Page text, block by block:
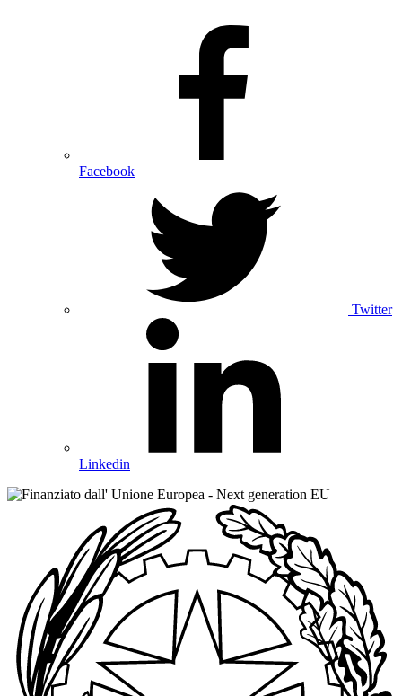
Facebook
Twitter
Linkedin